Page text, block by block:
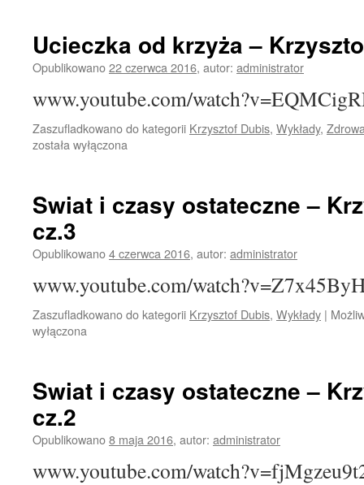
Ucieczka od krzyża –
Opublikowano22 czerwca 2016, autor: administrator
www.youtube.com/
Zaszufladkowano do kategorii Krzysztof Dubis, Wykłady,
została wyłączona
Swiat i czasy ostateczne –
cz.3
Opublikowano4 czerwca 2016, autor: administrator
www.youtube.com/
Zaszufladkowano do kategorii Krzysztof Dubis, Wykłady |
wyłączona
Swiat i czasy ostateczne –
cz.2
Opublikowano8 maja 2016, autor: administrator
www.youtube.com/